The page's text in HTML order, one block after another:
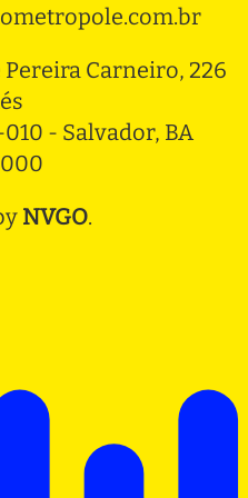
Pereira Carneiro, 226
010 - Salvador, BA
NVGO.